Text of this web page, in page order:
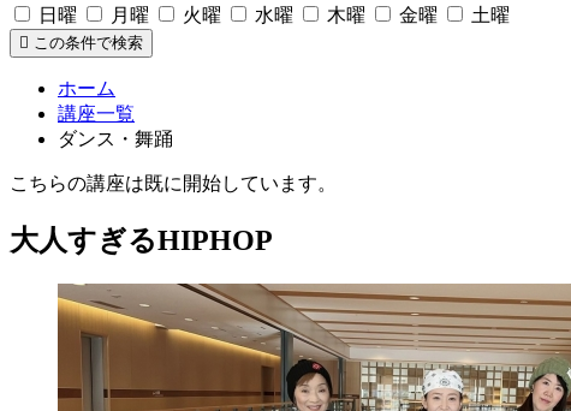
日曜
月曜 火曜 水曜 木曜 金曜 土曜
この条件で検索
ホーム
講座一覧
ダンス・舞踊
こちらの講座は既に開始しています。
大人すぎるHIPHOP